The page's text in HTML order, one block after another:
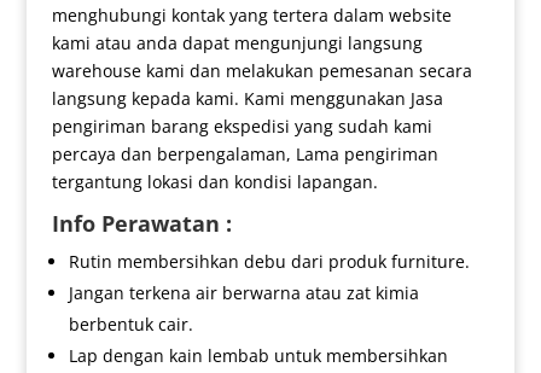
menghubungi kontak yang tertera dalam website
kami atau anda dapat mengunjungi langsung
warehouse kami dan melakukan pemesanan secara
langsung kepada kami. Kami menggunakan Jasa
pengiriman barang ekspedisi yang sudah kami
percaya dan berpengalaman, Lama pengiriman
tergantung lokasi dan kondisi lapangan.
Info Perawatan :
Rutin membersihkan debu dari produk furniture.
Jangan terkena air berwarna atau zat kimia
berbentuk cair.
Lap dengan kain lembab untuk membersihkan